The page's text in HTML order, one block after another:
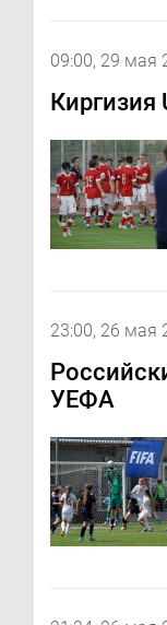
09:00, 29 мая
Киргизия
23:00, 26 мая
УЕФА